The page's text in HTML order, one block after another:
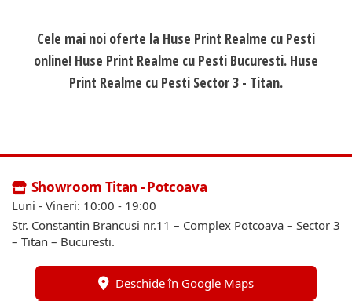
Cele mai noi oferte la Huse Print Realme cu Pesti
online! Huse Print Realme cu Pesti Bucuresti. Huse
Print Realme cu Pesti Sector 3 - Titan.
Showroom Titan - Potcoava
Luni - Vineri: 10:00 - 19:00
Str. Constantin Brancusi nr.11 – Complex Potcoava – Sector 3
– Titan – Bucuresti.
Deschide în Google Maps